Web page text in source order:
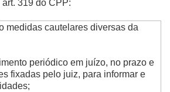
319 do CPP:
medidas cautelares diversas da
periódico em juízo, no prazo e
fixadas pelo juiz, para informar e